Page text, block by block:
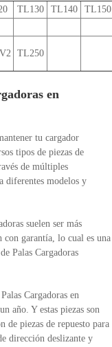
TL130 TL140
TL150
TL250
en
tu cargador
tipos de piezas de
de múltiples
diferentes modelos y
suelen ser más
con garantía, lo cual es una
Palas Cargadoras
Cargadoras en
año. Y estas piezas son
de piezas de repuesto para
dirección deslizante y